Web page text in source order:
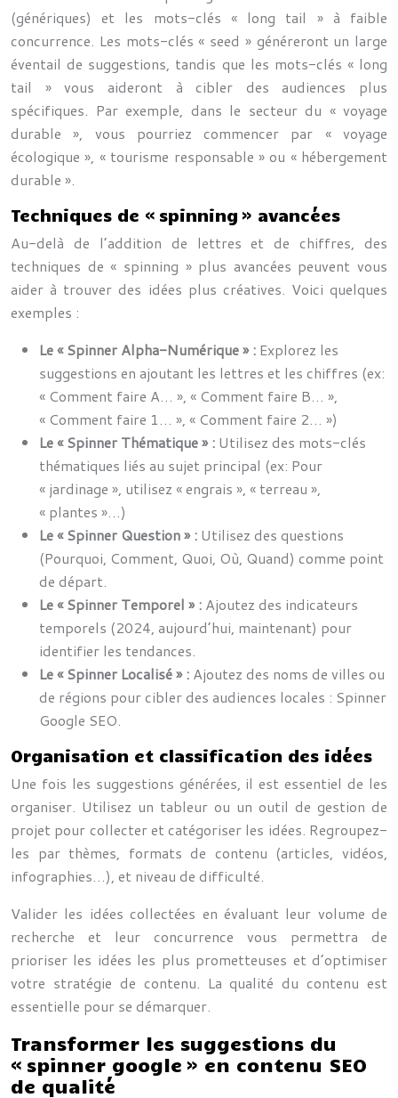
(génériques) et les mots-clés « long tail » à faible
concurrence. Les mots-clés « seed » généreront un large
éventail de suggestions, tandis que les mots-clés « long
tail » vous aideront à cibler des audiences plus
spécifiques. Par exemple, dans le secteur du « voyage
durable », vous pourriez commencer par « voyage
écologique », « tourisme responsable » ou « hébergement
durable ».
Techniques de « spinning » avancées
Au-delà de l’addition de lettres et de chiffres, des
techniques de « spinning » plus avancées peuvent vous
aider à trouver des idées plus créatives. Voici quelques
exemples :
Le « Spinner Alpha-Numérique » : Explorez les
suggestions en ajoutant les lettres et les chiffres (ex:
« Comment faire A… », « Comment faire B… »,
« Comment faire 1… », « Comment faire 2… »)
Le « Spinner Thématique » : Utilisez des mots-clés
thématiques liés au sujet principal (ex: Pour
« jardinage », utilisez « engrais », « terreau »,
« plantes »…)
Le « Spinner Question » : Utilisez des questions
(Pourquoi, Comment, Quoi, Où, Quand) comme point
de départ.
Le « Spinner Temporel » : Ajoutez des indicateurs
temporels (2024, aujourd’hui, maintenant) pour
identifier les tendances.
Le « Spinner Localisé » : Ajoutez des noms de villes ou
de régions pour cibler des audiences locales : Spinner
Google SEO.
Organisation et classification des idées
Une fois les suggestions générées, il est essentiel de les
organiser. Utilisez un tableur ou un outil de gestion de
projet pour collecter et catégoriser les idées. Regroupez-
les par thèmes, formats de contenu (articles, vidéos,
infographies…), et niveau de difficulté.
Valider les idées collectées en évaluant leur volume de
recherche et leur concurrence vous permettra de
prioriser les idées les plus prometteuses et d’optimiser
votre stratégie de contenu. La qualité du contenu est
essentielle pour se démarquer.
Transformer les suggestions du
« spinner google » en contenu SEO
de qualité